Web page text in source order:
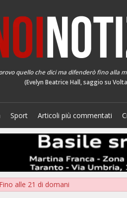
quello che dici ma difenderò fino alla
(Evelyn Beatrice Hall, saggio su
Sport Articoli più commentati
Fino alle 21 di domani